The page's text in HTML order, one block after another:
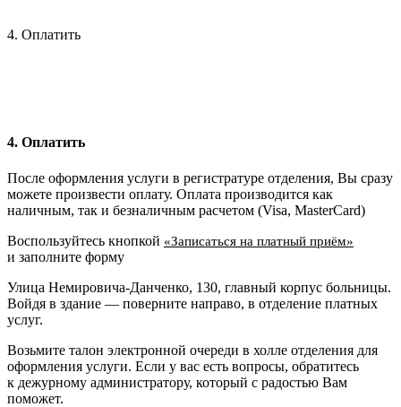
4. Оплатить
4. Оплатить
После оформления услуги в регистратуре отделения, Вы сразу
можете произвести оплату. Оплата производится как
наличным, так и безналичным расчетом (Visa, MasterCard)
Воспользуйтесь кнопкой «Записаться на платный приём»
и заполните форму
Улица Немировича-Данченко, 130, главный корпус больницы.
Войдя в здание — поверните направо, в отделение платных
услуг.
Возьмите талон электронной очереди в холле отделения для
оформления услуги. Если у вас есть вопросы, обратитесь
к дежурному администратору, который с радостью Вам
поможет.